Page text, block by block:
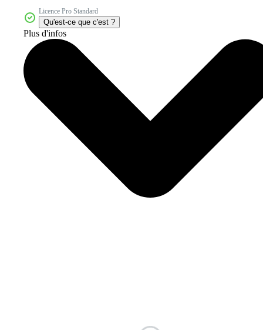
Licence Pro Standard
Qu'est-ce que c'est ?
Plus d'infos